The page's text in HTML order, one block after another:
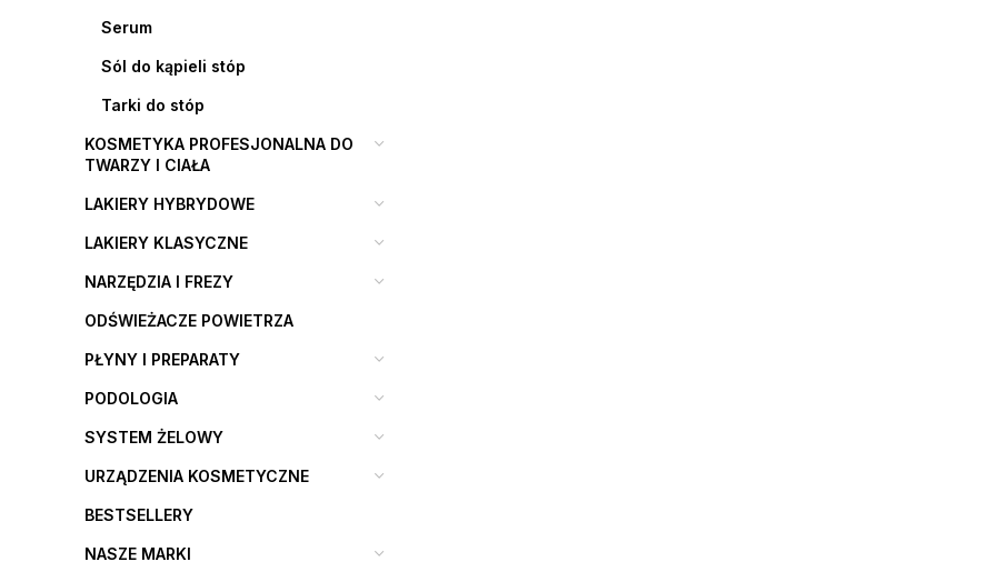
Serum
Sól do kąpieli stóp
Tarki do stóp
KOSMETYKA PROFESJONALNA DO
TWARZY I CIAŁA
LAKIERY HYBRYDOWE
LAKIERY KLASYCZNE
NARZĘDZIA I FREZY
ODŚWIEŻACZE POWIETRZA
PŁYNY I PREPARATY
PODOLOGIA
SYSTEM ŻELOWY
URZĄDZENIA KOSMETYCZNE
BESTSELLERY
NASZE MARKI